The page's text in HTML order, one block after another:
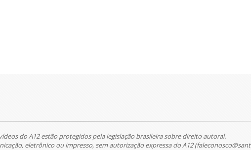
do A12 estão protegidos pela legislação brasileira sobre direito autoral.
eletrônico ou impresso, sem autorização expressa do A12